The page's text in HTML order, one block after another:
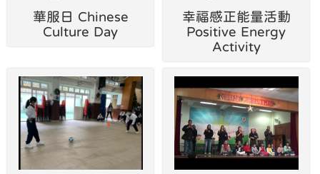
華服日 Chinese
Culture Day
幸福感正能量活動
Positive Energy
Activity